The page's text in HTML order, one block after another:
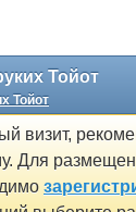
Тойот
Тойот
визит,
Для